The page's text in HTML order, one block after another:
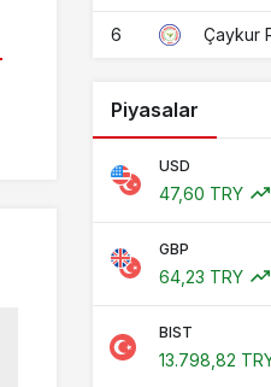
6 Çaykur
Piyasalar
USD
47,60 TRY
GBP
64,23 TRY
BIST
13.798,82